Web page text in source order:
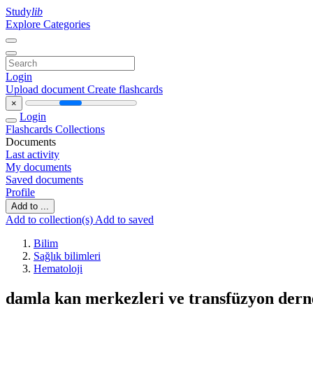
Studylib
Explore Categories
Login
Upload document Create flashcards
×
Login
Flashcards Collections
Documents
Last activity
My documents
Saved documents
Profile
Add to ...
Add to collection(s) Add to saved
Bilim
Sağlık bilimleri
Hematoloji
damla kan merkezleri ve transfüzyon